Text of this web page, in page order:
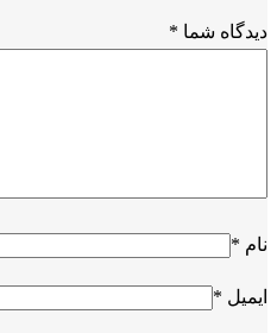
دیدگاه شما *
نام *
ایمیل *